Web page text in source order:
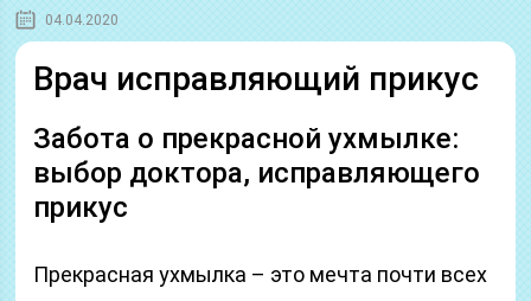
04.04.2020
Врач исправляющий прикус
Забота о прекрасной ухмылке:
выбор доктора, исправляющего
прикус
Прекрасная ухмылка – это мечта почти всех